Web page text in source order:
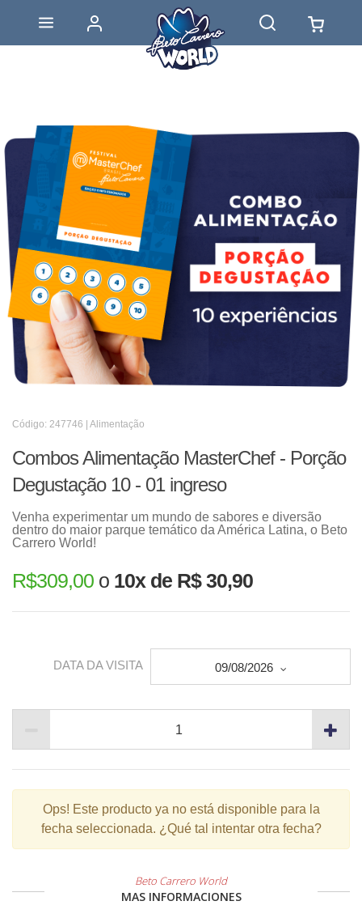
Código: 247746 | Alimentação
Combos Alimentação MasterChef - Porção
Degustação 10 - 01 ingreso
Venha experimentar um mundo de sabores e diversão
dentro do maior parque temático da América Latina, o Beto
Carrero World!
R$309,00 o 10x de R$ 30,90
DATA DA VISITA 09/08/2026
Ops! Este producto ya no está disponible para la
fecha seleccionada. ¿Qué tal intentar otra fecha?
Beto Carrero World
MAS INFORMACIONES